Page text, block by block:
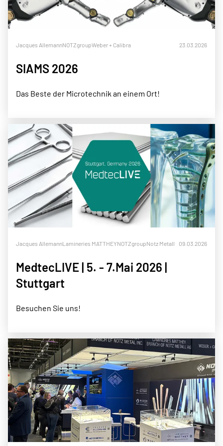
Jacques AllemannNOTZgroupWeber + Calibra 23.03.2026
SIAMS 2026
Das Beste der Microtechnik an einem Ort!
Jacques AllemannLamineries MATTHEYNOTZgroupNotz Metall 09.03.2026
MedtecLIVE | 5. - 7.Mai 2026 |
Stuttgart
Besuchen Sie uns!